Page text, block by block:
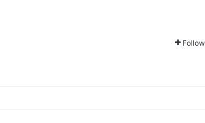
Follow